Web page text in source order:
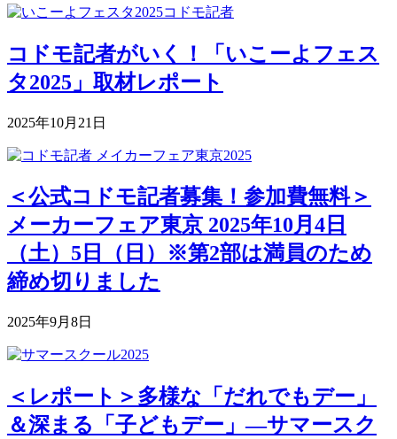
コドモ記者がいく！「いこーよフェス
タ2025」取材レポート
2025年10月21日
＜公式コドモ記者募集！参加費無料＞
メーカーフェア東京 2025年10月4日
（土）5日（日）※第2部は満員のため
締め切りました
2025年9月8日
＜レポート＞多様な「だれでもデー」
＆深まる「子どもデー」―サマースク